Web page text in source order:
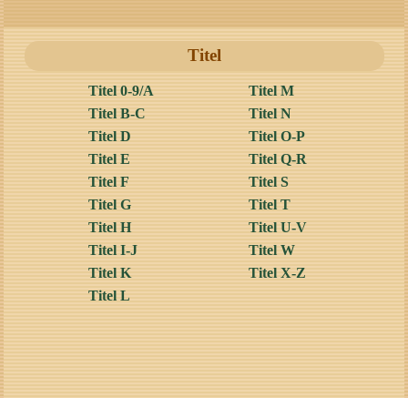
Titel
Titel 0-9/A
Titel B-C
Titel D
Titel E
Titel F
Titel G
Titel H
Titel I-J
Titel K
Titel L
Titel M
Titel N
Titel O-P
Titel Q-R
Titel S
Titel T
Titel U-V
Titel W
Titel X-Z